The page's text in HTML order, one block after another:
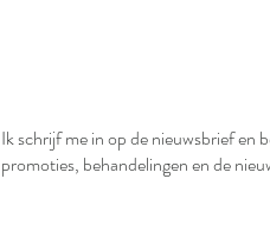
Ik schrijf me in op de nieuwsbrief en
promoties, behandelingen en de